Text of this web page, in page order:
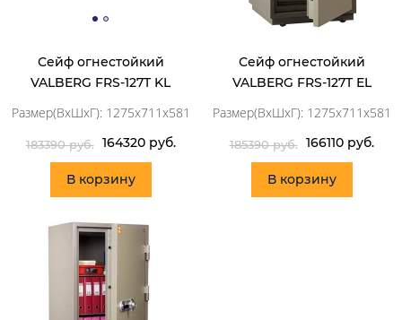
Сейф огнестойкий
VALBERG FRS-127T KL
Размер(ВхШхГ): 1275x711x581
183390 руб. 164320 руб.
В корзину
Сейф огнестойкий
VALBERG FRS-127T EL
Размер(ВхШхГ): 1275x711x581
185390 руб. 166110 руб.
В корзину